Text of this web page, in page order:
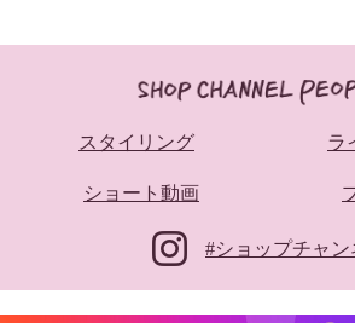
スタイリング ラ
ショート動画
#ショップチャン